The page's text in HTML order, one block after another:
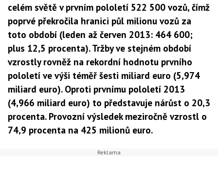
celém světě v prvním pololetí 522 500 vozů, čímž
poprvé překročila hranici půl milionu vozů za
toto období (leden až červen 2013: 464 600;
plus 12,5 procenta). Tržby ve stejném období
vzrostly rovněž na rekordní hodnotu prvního
pololetí ve výši téměř šesti miliard euro (5,974
miliard euro). Oproti prvnímu pololetí 2013
(4,966 miliard euro) to představuje nárůst o 20,3
procenta. Provozní výsledek meziročně vzrostl o
74,9 procenta na 425 milionů euro.